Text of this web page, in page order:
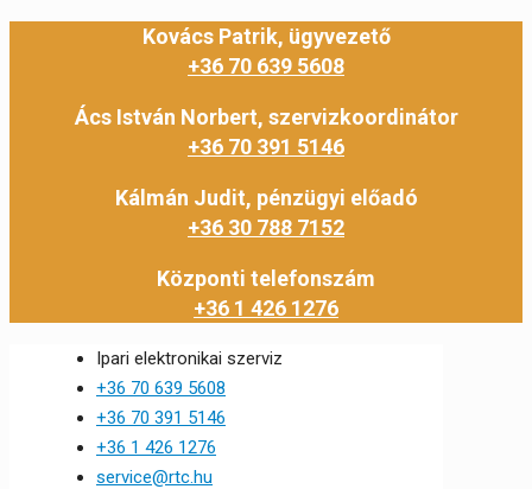
Kovács Patrik, ügyvezető
+36 70 639 5608
Ács István Norbert, szervizkoordinátor
+36 70 391 5146
Kálmán Judit, pénzügyi előadó
+36 30 788 7152
Központi telefonszám
+36 1 426 1276
Ipari elektronikai szerviz
+36 70 639 5608
+36 70 391 5146
+36 1 426 1276
service@rtc.hu